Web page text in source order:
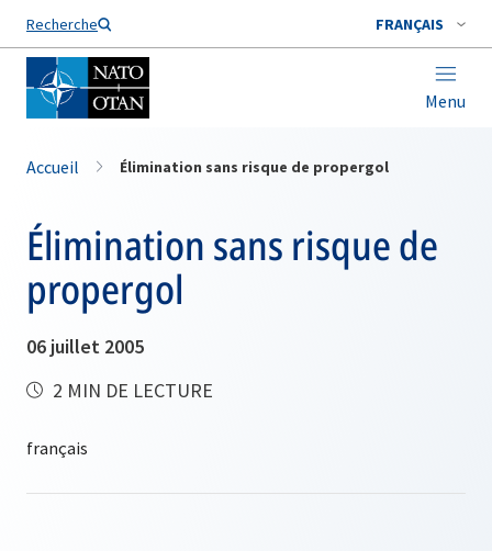
Recherche FRANÇAIS
Menu
Nom de famille*
Accueil Élimination sans risque de propergol
Élimination sans risque de
propergol
06 juillet 2005
2 MIN DE LECTURE